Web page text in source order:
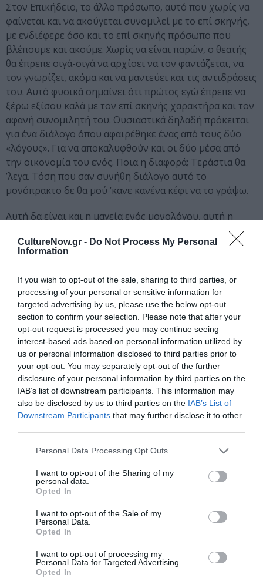
CultureNow.gr - Do Not Process My Personal
Information
If you wish to opt-out of the sale, sharing to third parties, or
processing of your personal or sensitive information for
targeted advertising by us, please use the below opt-out
section to confirm your selection. Please note that after your
opt-out request is processed you may continue seeing
interest-based ads based on personal information utilized by
us or personal information disclosed to third parties prior to
your opt-out. You may separately opt-out of the further
disclosure of your personal information by third parties on the
IAB’s list of downstream participants. This information may
also be disclosed by us to third parties on the IAB’s List of
Downstream Participants that may further disclose it to other
Personal Data Processing Opt Outs
I want to opt-out of the Sharing of my
personal data.
Opted In
I want to opt-out of the Sale of my
Personal Data.
Opted In
I want to opt-out of processing my
Personal Data for Targeted Advertising.
Opted In
Στον Επικήδειο, το άλλο πρόσωπο, αυτό που χωρίς να
φαίνεται και να ακούγεται συνομιλεί με το επί σκηνής,
με ενδιέφερε όσο και το επί σκηνής πρόσωπο που
βλέπουμε και ακούμε. Χωρίς να είναι παρών, ο θεατής
θα έπρεπε σιγά-σιγά να αρχίσει να τον φαντάζεται, να
τον γνωρίζει, ακόμα και να μαντεύει και τις αντιδράσεις
του. Αυτό φυσικά σημαίνει ότι πρώτος εγώ έπρεπε να
ξέρω εξίσου καλά με τον επί σκηνής χαρακτήρα και τον
αφανή συνομιλητή του. Ουσιαστικά δηλαδή πρόκειται
για ένα διάλογο όπου αφαιρέθηκε ένας από τους δύο
«λόγους». Για να αποκαλυφθούν και οι δύο μέσα από
την οικονομία του ενός. Ποια η διαφορά; Τεράστια θα
’λεγα. Τόση που σαν συνήθη διάλογο αυτό το
μονόπρακτο δε θα μού ’κανε κανένα κέφι να το γράψω.
Αυτή δα είναι και η μαγεία ενός μονολόγου, αυτή η
μοναξιά του ενός προσώπου επί σκηνής, μοναξιά που
ρευστοποιεί τα συγκεκριμένα του περίγυρου σε ύλη
φαντασίας, ονείρου, σκέψης, δίνοντάς τους έτσι μιαν
Ιάκωβος Καμπανέλλης (Από το πρόγραμμα της
παράστασης της Γλυκερίας Καλαϊτζή «Άντρες σε κρίση»
τη σαιζόν 2004 – 2005 για το Θέατρο Αμαλία και την
Πειραματική Σκηνή Τέχνης).
Συντελεστές
Σκηνοθεσία:Μάνος Καρατζογιάννης
Ερμηνεία:Χρήστος Χατζηπαναγιώτης
Σκηνικό:Δημήτρης Καντάς
Κοστούμι:Βασιλική Σύρμα
Μουσική:Αντώνης Παπακωνσταντίνου
Βοηθός σκηνοθέτη:Φίλιππος Παπαθεοδώρου
Φωτογραφία: Γιώργος Καβαλλιεράκης
Πολιτισμός Σταθμός Θέατρο
Ταυτότητα Εκδήλωσης